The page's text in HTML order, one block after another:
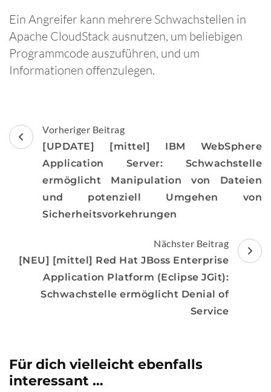
Ein Angreifer kann mehrere Schwachstellen in
Apache CloudStack ausnutzen, um beliebigen
Programmcode auszuführen, und um
Informationen offenzulegen.
Beitragsnavigation
Vorheriger Beitrag
[UPDATE] [mittel] IBM WebSphere
Application Server: Schwachstelle
ermöglicht Manipulation von Dateien
und potenziell Umgehen von
Sicherheitsvorkehrungen
Nächster Beitrag
[NEU] [mittel] Red Hat JBoss Enterprise
Application Platform (Eclipse JGit):
Schwachstelle ermöglicht Denial of
Service
Für dich vielleicht ebenfalls
interessant …